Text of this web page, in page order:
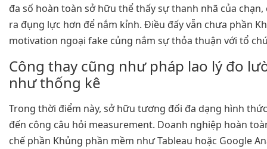
đa số hoàn toàn sở hữu thể thấy sự thanh nhã của
ra đụng lực hơn để nắm kỉnh. Điều đấy vẫn chưa phần
motivation ngoại fake củng nắm sự thỏa thuận với tổ
Công thay cũng như pháp lao lý đo
như thống kê
Trong thời điểm này, sở hữu tương đối đa dạng hình
đến công câu hỏi measurement. Doanh nghiệp hoàn
chế phần Khủng phần mềm như Tableau hoặc Google